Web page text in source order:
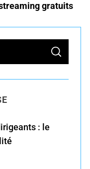
gratuits
S
A
C